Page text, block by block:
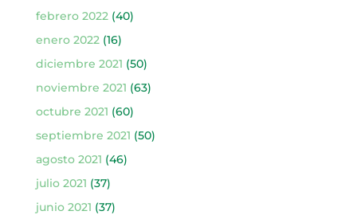
febrero 2022(40)
enero 2022(16)
diciembre 2021 (50)
noviembre 2021 (63)
octubre 2021 (60)
septiembre 2021 (50)
agosto 2021 (46)
julio 2021 (37)
junio 2021 (37)